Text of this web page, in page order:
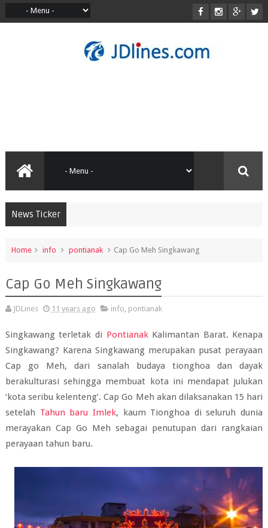
News Ticker
Home info pontianak Cap Go Meh Singkawang
Cap Go Meh Singkawang
JDLines 11 years ago info, pontianak
Singkawang terletak di PontianakKalimantan Barat. Kenapa
Singkawang? Karena Singkawang merupakan pusat perayaan
Cap go Meh, dari sanalah budaya tionghoa dan dayak
berakulturasi sehingga membuat kota ini mendapat julukan
‘kota seribu kelenteng’. Cap Go Meh akan dilaksanakan 15 hari
setelah Tahun baru Imlek, kaum Tionghoa di seluruh dunia
merayakan Cap Go Meh sebagai penutupan dari rangkaian
perayaan tahun baru.